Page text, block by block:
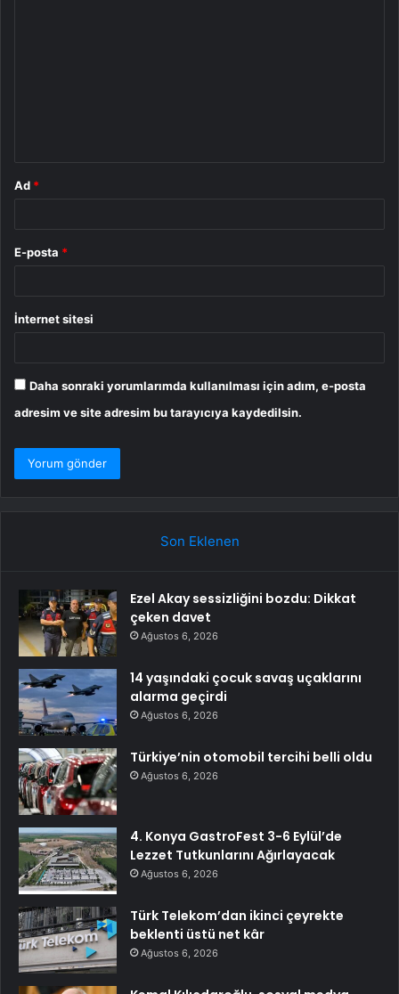
Ad *
E-posta *
İnternet sitesi
Daha sonraki yorumlarımda kullanılması için adım, e-posta
adresim ve site adresim bu tarayıcıya kaydedilsin.
Son Eklenen
Ezel Akay sessizliğini bozdu: Dikkat
çeken davet
Ağustos 6, 2026
14 yaşındaki çocuk savaş uçaklarını
alarma geçirdi
Ağustos 6, 2026
Türkiye’nin otomobil tercihi belli oldu
Ağustos 6, 2026
4. Konya GastroFest 3-6 Eylül’de
Lezzet Tutkunlarını Ağırlayacak
Ağustos 6, 2026
Türk Telekom’dan ikinci çeyrekte
beklenti üstü net kâr
Ağustos 6, 2026